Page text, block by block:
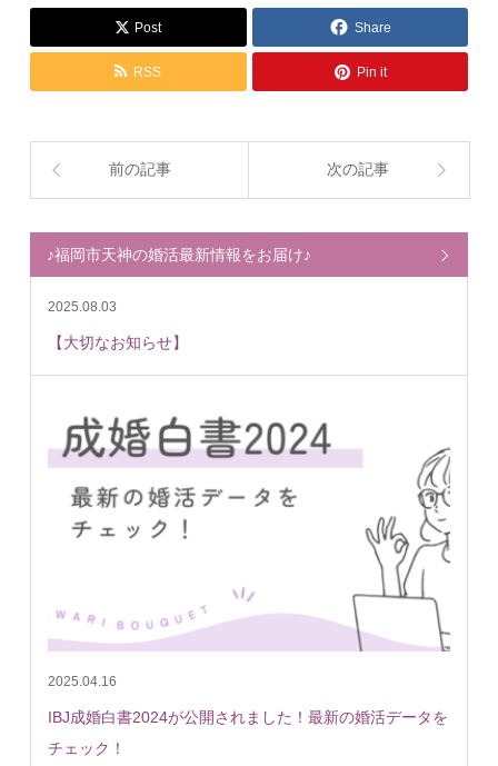
Post Share
RSS Pin it
前の記事 次の記事
♪福岡市天神の婚活最新情報をお届け♪
2025.08.03
【大切なお知らせ】
2025.04.16
IBJ成婚白書2024が公開されました！最新の婚活データを
チェック！